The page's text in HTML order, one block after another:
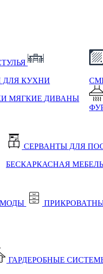
ДЛЯ КУХНИ
МЯГКИЕ ДИВАНЫ
СЕРВАНТЫ ДЛЯ
БЕСКАРКАСНАЯ МЕБЕЛЬ
ГАРДЕРОБНЫЕ